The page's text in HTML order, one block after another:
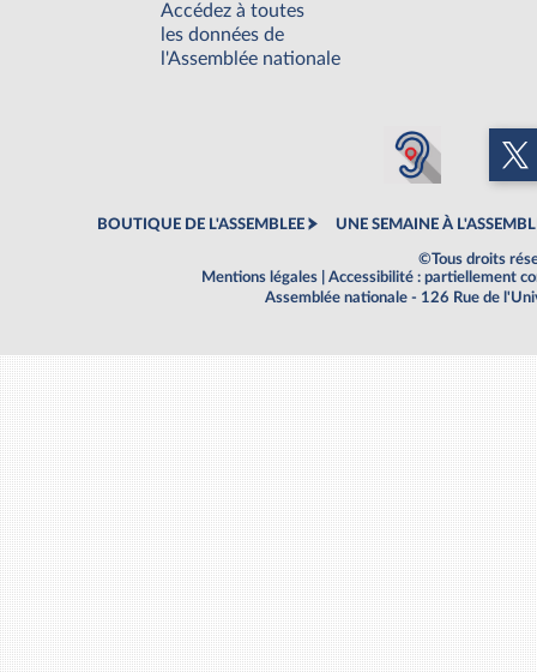
Accédez à toutes
les données de
l'Assemblée nationale
BOUTIQUE DE L'ASSEMBLEE UNE SEMAINE À
©Tous droits
Mentions légales
Accessibilité : partiellement
Assemblée nationale - 126 Rue de